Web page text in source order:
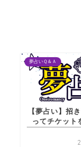
夢占いＱ＆Ａ
【夢占い】招
ってチケット